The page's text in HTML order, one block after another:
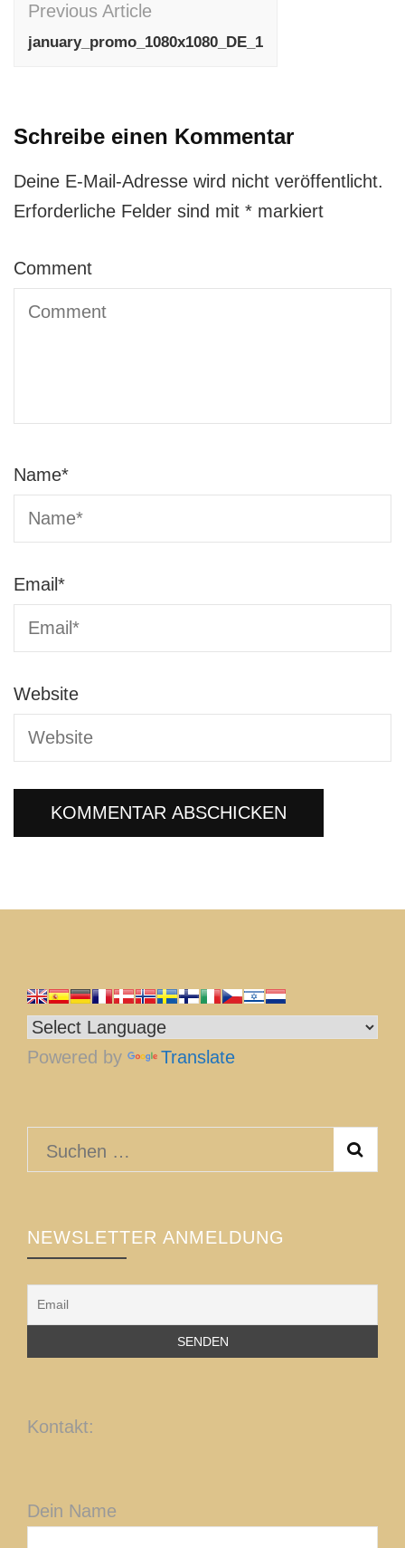
Navigation
Previous Article
january_promo_1080x1080_DE_1
Schreibe einen Kommentar
Deine E-Mail-Adresse wird nicht veröffentlicht.
Erforderliche Felder sind mit * markiert
Comment
Name*
Email*
Website
Powered by Translate
Suchen
NEWSLETTER ANMELDUNG
Kontakt:
Dein Name